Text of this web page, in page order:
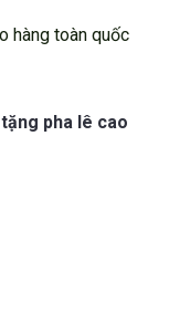
hàng toàn quốc
pha lê cao